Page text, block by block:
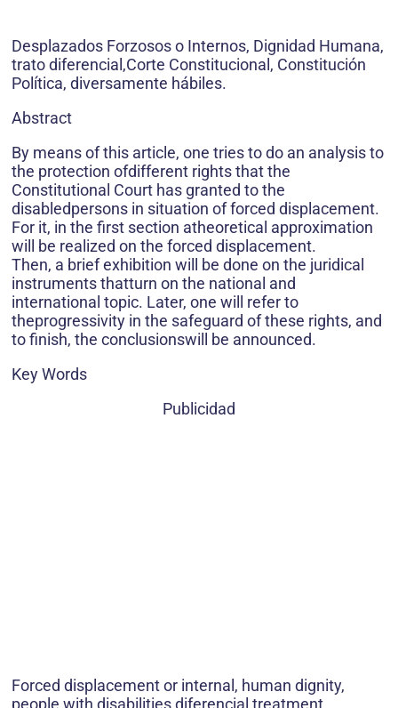
Desplazados Forzosos o Internos, Dignidad Humana,
trato diferencial,Corte Constitucional, Constitución
Política, diversamente hábiles.
Abstract
By means of this article, one tries to do an analysis to
the protection ofdifferent rights that the
Constitutional Court has granted to the
disabledpersons in situation of forced displacement.
For it, in the first section atheoretical approximation
will be realized on the forced displacement.
Then, a brief exhibition will be done on the juridical
instruments thatturn on the national and
international topic. Later, one will refer to
theprogressivity in the safeguard of these rights, and
to finish, the conclusionswill be announced.
Key Words
Publicidad
Forced displacement or internal, human dignity,